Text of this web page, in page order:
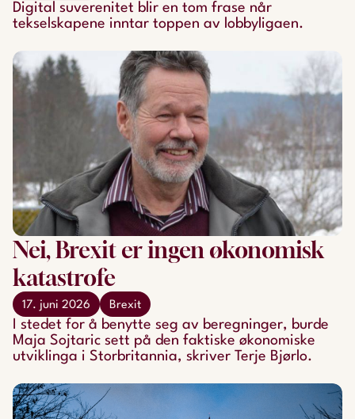
Digital suverenitet blir en tom frase når
tekselskapene inntar toppen av lobbyligaen.
Nei, Brexit er ingen økonomisk
katastrofe
17. juni 2026 Brexit
I stedet for å benytte seg av beregninger, burde
Maja Sojtaric sett på den faktiske økonomiske
utviklinga i Storbritannia, skriver Terje Bjørlo.